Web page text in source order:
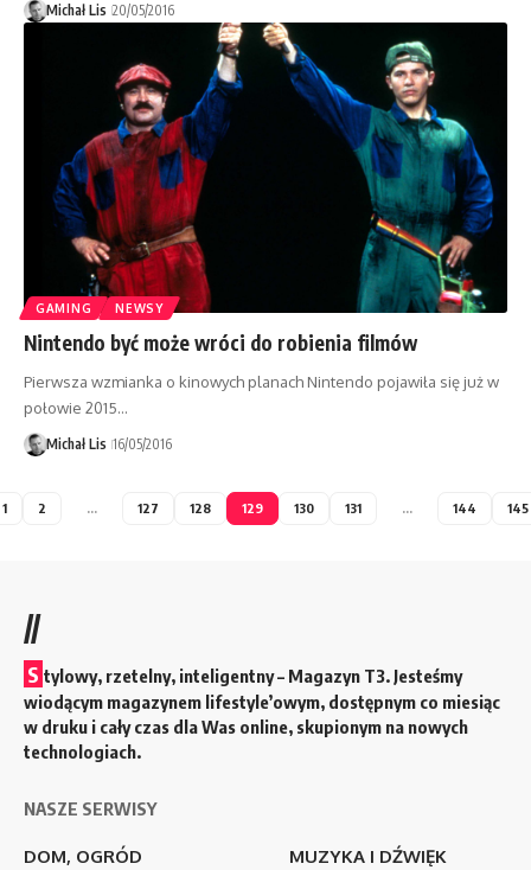
Michał Lis 20/05/2016
GAMING NEWSY
Nintendo być może wróci do robienia filmów
Pierwsza wzmianka o kinowych planach Nintendo pojawiła się już w
połowie 2015…
Michał Lis 16/05/2016
1 2 … 127 128 129 130 131 … 144 145
//
S tylowy, rzetelny, inteligentny – Magazyn T3. Jesteśmy
wiodącym magazynem lifestyle’owym, dostępnym co miesiąc
w druku i cały czas dla Was online, skupionym na nowych
technologiach.
NASZE SERWISY
DOM, OGRÓD
MUZYKA I DŹWIĘK